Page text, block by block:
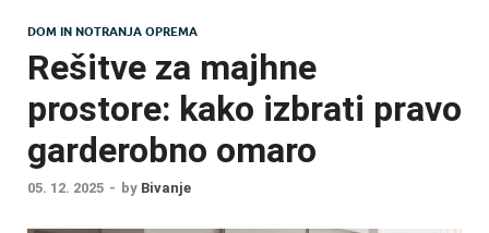
DOM IN NOTRANJA OPREMA
Rešitve za majhne
prostore: kako izbrati pravo
garderobno omaro
05. 12. 2025 - by Bivanje